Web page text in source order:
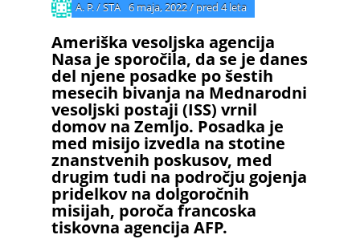
A. P. / STA 6 maja, 2022/ pred 4 leta
Ameriška vesoljska agencija
Nasa je sporočila, da se je danes
del njene posadke po šestih
mesecih bivanja na Mednarodni
vesoljski postaji (ISS) vrnil
domov na Zemljo. Posadka je
med misijo izvedla na stotine
znanstvenih poskusov, med
drugim tudi na področju gojenja
pridelkov na dolgoročnih
misijah, poroča francoska
tiskovna agencija AFP.